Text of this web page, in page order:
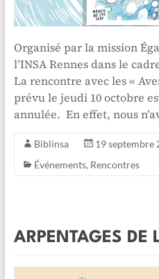
Organisé par la mission
l’INSA Rennes dans le
La rencontre avec les «
prévu le jeudi 10 octobre
annulée. En effet, nous
Biblinsa
19 septembre
Événements, Rencontres
ARPENTAGES DE